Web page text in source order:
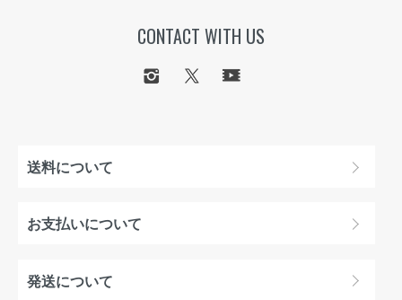
CONTACT WITH US
送料について
お支払いについて
発送について